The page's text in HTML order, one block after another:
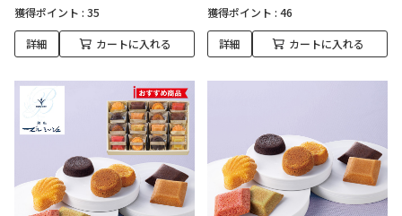
獲得ポイント : 35
詳細 カートに入れる
獲得ポイント : 46
詳細 カートに入れる